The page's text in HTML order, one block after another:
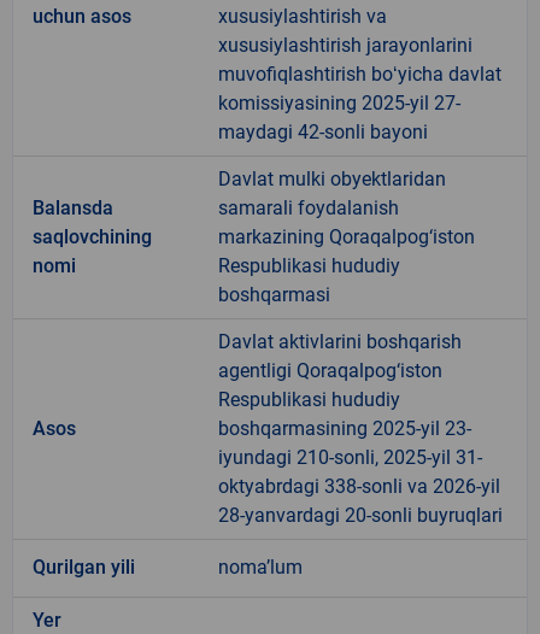
uchun asos
xususiylashtirish va
xususiylashtirish jarayonlarini
muvofiqlashtirish boʻyicha davlat
komissiyasining 2025-yil 27-
maydagi 42-sonli bayoni
Balansda
saqlovchining
nomi
Davlat mulki obyektlaridan
samarali foydalanish
markazining Qoraqalpog‘iston
Respublikasi hududiy
boshqarmasi
Asos
Davlat aktivlarini boshqarish
agentligi Qoraqalpog‘iston
Respublikasi hududiy
boshqarmasining 2025-yil 23-
iyundagi 210-sonli, 2025-yil 31-
oktyabrdagi 338-sonli va 2026-yil
28-yanvardagi 20-sonli buyruqlari
Qurilgan yili noma’lum
Yer